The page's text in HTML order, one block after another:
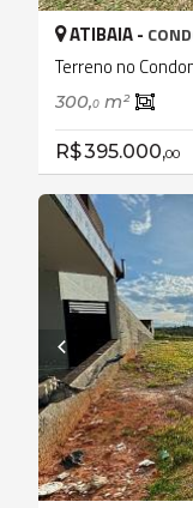
ATIBAIA -
Terreno no
300,0 m²
R$ 395.000,00